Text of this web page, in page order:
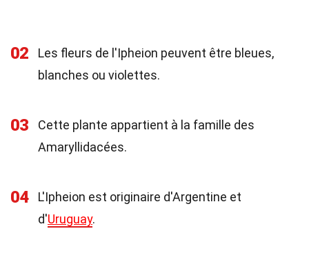
02
Les fleurs de l'Ipheion peuvent être bleues,
blanches ou violettes.
03
Cette plante appartient à la famille des
Amaryllidacées.
04
L'Ipheion est originaire d'Argentine et
d'Uruguay.